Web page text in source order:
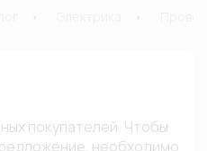
покупателей. Чтобы
необходимо